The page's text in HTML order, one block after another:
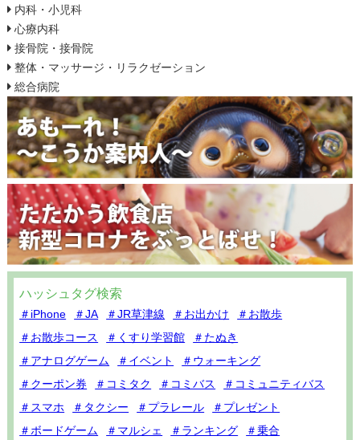
内科・小児科
心療内科
接骨院・接骨院
整体・マッサージ・リラクゼーション
総合病院
ハッシュタグ検索
＃iPhone ＃JA ＃JR草津線 ＃お出かけ
＃お散歩
＃お散歩コース
＃くすり学習館
＃たぬき
＃アナログゲーム
＃イベント
＃ウォーキング
＃クーポン券
＃コミタク ＃コミバス
＃コミュニティバス
＃スマホ
＃タクシー ＃プラレール
＃プレゼント
＃ボードゲーム
＃マルシェ ＃ランキング
＃乗合